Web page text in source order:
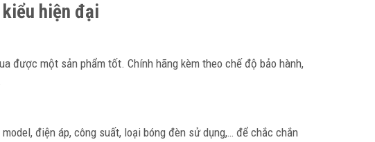
hiện đại
được một sản phẩm tốt. Chính hãng kèm theo chế độ bảo hành,
điện áp, công suất, loại bóng đèn sử dụng,… để chắc chắn